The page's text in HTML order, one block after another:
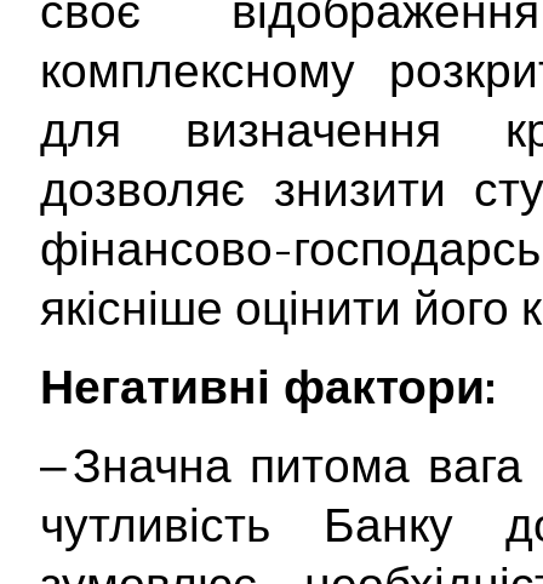
комплексному
для визначення
дозволяє знизити
фінансово-
якісніше оцінити
Негативні фактори:
‒ Значна питома
чутливість Банку